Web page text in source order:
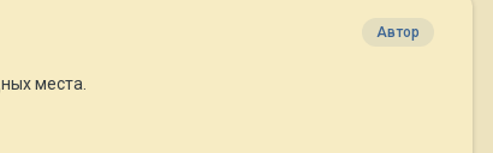
Автор
места.